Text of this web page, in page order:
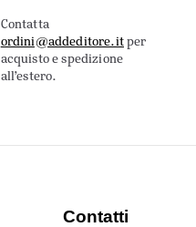
Contatta
ordini@addeditore.itper
acquisto e spedizione
all’estero.
Contatti